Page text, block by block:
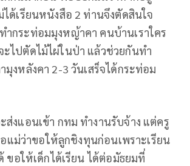
ด้เรียนหนังสือ 2 ท่านจึงตัดสินใจ
กระท่อมมุงหญ้าคา คนบ้านเราใคร
ะไปตัดไม้ไผ่ในป่า แล้วช่วยกันทำ
งหลังคา 2-3 วันเสร็จได้กระท่อม
งแอนเข้า กทม ทำงานรับจ้าง แต่ครู
อแม่ว่าขอให้ลูกชิงทุนก่อนเพราะเรียน
ขอให้เด็กได้เรียน ได้ต่อมัธยมที่